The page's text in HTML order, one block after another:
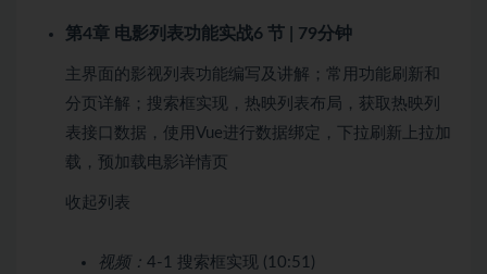
第4章 电影列表功能实战6 节 | 79分钟
主界面的影视列表功能编写及讲解；常用功能刷新和
分页详解；搜索框实现，热映列表布局，获取热映列
表接口数据，使用Vue进行数据绑定，下拉刷新上拉加
载，预加载电影详情页
收起列表
视频： 4-1 搜索框实现 (10:51)